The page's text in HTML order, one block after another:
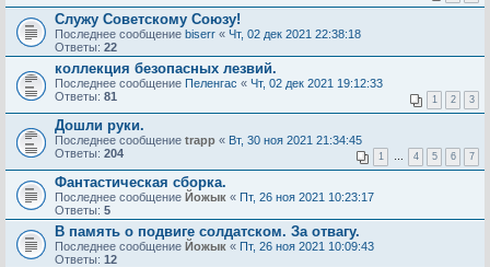
Служу Советскому Союзу!
Последнее сообщение biserr « Чт, 02 дек 2021 22:38:18
Ответы: 22
коллекция безопасных лезвий.
Последнее сообщение Пеленгас « Чт, 02 дек 2021 19:12:33
Ответы: 81 1 2 3
Дошли руки.
Последнее сообщение trapp « Вт, 30 ноя 2021 21:34:45
Ответы: 204 1 … 4 5 6 7
Фантастическая сборка.
Последнее сообщение Йожык « Пт, 26 ноя 2021 10:23:17
Ответы: 5
В память о подвиге солдатском. За отвагу.
Последнее сообщение Йожык « Пт, 26 ноя 2021 10:09:43
Ответы: 12